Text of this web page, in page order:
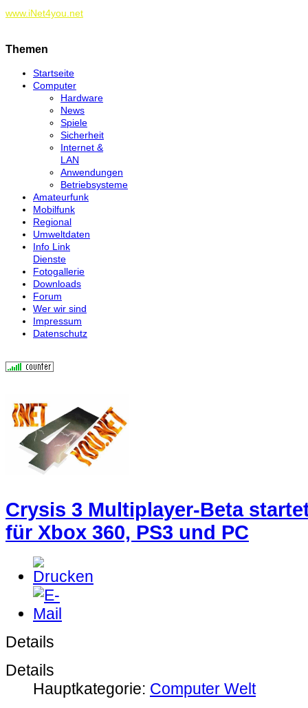
www.iNet4you.net
Themen
Startseite
Computer
Hardware
News
Spiele
Sicherheit
Internet &
LAN
Anwendungen
Betriebsysteme
Amateurfunk
Mobilfunk
Regional
Umweltdaten
Info Link
Dienste
Fotogallerie
Downloads
Forum
Wer wir sind
Impressum
Datenschutz
Crysis 3 Multiplayer-Beta
für Xbox 360, PS3 und PC
Details
Details
Hauptkategorie: Computer Welt